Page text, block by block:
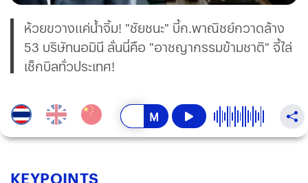
ห้วยขวางแค่น้ำจิ้ม! "ชัยชนะ" บี้ก.พาณิชย์กวาดล้าง
53 บริษัทนอมินี ลั่นนี่คือ "อาชญากรรมข้ามชาติ" จี้ไล่
เช็กบิลทั่วประเทศ!
KEYPOINTS